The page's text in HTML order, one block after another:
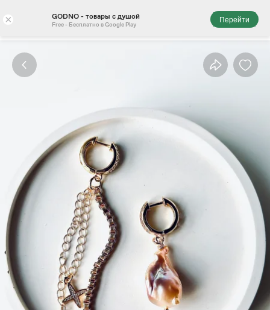
× GODNO - товары с душой
Free - Бесплатно в Google Play
Перейти